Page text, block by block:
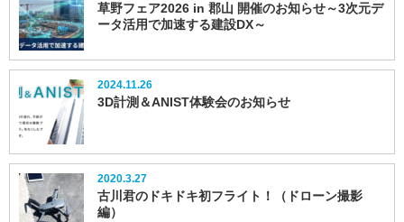
草野フェア2026 in 郡山 開催のお知らせ～3次元デ
ータ活用で加速する建設DX～
2024.11.26
3D計測＆ANIST体験会のお知らせ
2020.3.27
古川君のドキドキ初フライト！（ドローン撮影
編）